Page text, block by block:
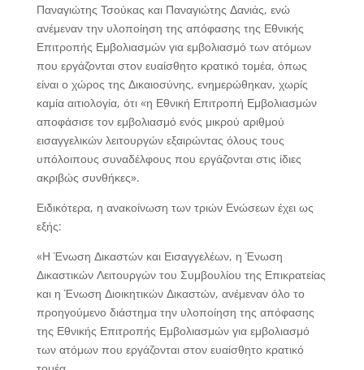
Παναγιώτης Τσούκας και Παναγιώτης Δανιάς, ενώ
ανέμεναν την υλοποίηση της απόφασης της Εθνικής
Επιτροπής Εμβολιασμών για εμβολιασμό των ατόμων
που εργάζονται στον ευαίσθητο κρατικό τομέα, όπως
είναι ο χώρος της Δικαιοσύνης, ενημερώθηκαν, χωρίς
καμία αιτιολογία, ότι «η Εθνική Επιτροπή Εμβολιασμών
αποφάσισε τον εμβολιασμό ενός μικρού αριθμού
εισαγγελικών λειτουργών εξαιρώντας όλους τους
υπόλοιπους συναδέλφους που εργάζονται στις ίδιες
ακριβώς συνθήκες».
Ειδικότερα, η ανακοίνωση των τριών Ενώσεων έχει ως
εξής:
«Η Ένωση Δικαστών και Εισαγγελέων, η Ένωση
Δικαστικών Λειτουργών του Συμβουλίου της Επικρατείας
και η Ένωση Διοικητικών Δικαστών, ανέμεναν όλο το
προηγούμενο διάστημα την υλοποίηση της απόφασης
της Εθνικής Επιτροπής Εμβολιασμών για εμβολιασμό
των ατόμων που εργάζονται στον ευαίσθητο κρατικό